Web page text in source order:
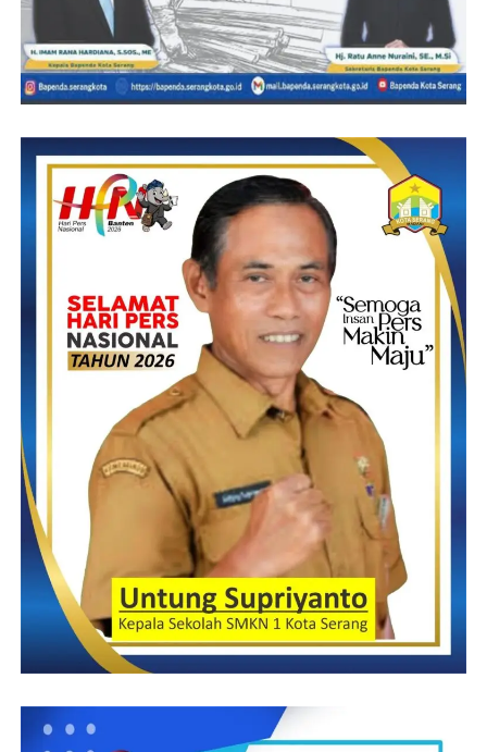
perbuatan tercela dan tidak patut ditiru serta dicontoh oleh
siapapun dikarenakan mau didalam adab ataupun ilmu tidak
akan ada ketenangan,” beber Misbakhul Munir.
tayang disatu media yang menyeret nama serta suatu
permasalahan pribadi ke rana umum sangat bertentangan dengan
hukum dan kami akan seret oknum yang mengaku advokat.
“Pemberhentian sandi Susandi merupakan urusan pribadi sandi
susandi dan DPP HAPI, silahkan tempuh melalui jalur hukum
yang ada, bukan malah berstatmen yang tidak nyambung, kita
akan mengambil tindakan hukum secara nyata terhadap yang
bersangkutan yang membawa nama kami secara pribadi atas
press release yang dibuatnya,” pungkas Praktisi Hukum
sekaligus Direktur Kantor Hukum AM Munir dan Rekan.
(YEN/RG)
Post Views: